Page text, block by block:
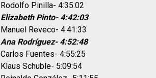
Rodolfo Pinilla- 4:35:02
Elizabeth Pinto- 4:42:03
Manuel Reveco- 4:41:33
Ana Rodríguez- 4:52:48
Carlos Fuentes- 4:55:25
Klaus Schuble- 5:09:54